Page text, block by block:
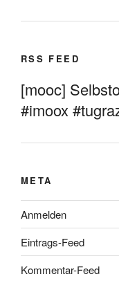
RSS FEED
[mooc]
#imoox
META
Anmelden
Eintrags-Feed
Kommentar-Feed